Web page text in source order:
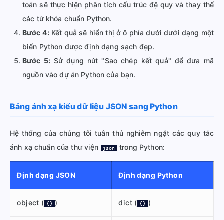
toán sẽ thực hiện phân tích cấu trúc đệ quy và thay thế
các từ khóa chuẩn Python.
Bước 4: Kết quả sẽ hiển thị ở ô phía dưới dưới dạng một
biến Python được định dạng sạch đẹp.
Bước 5:Sử dụng nút "Sao chép kết quả" để đưa mã
nguồn vào dự án Python của bạn.
Bảng ánh xạ kiểu dữ liệu JSON sang Python
Hệ thống của chúng tôi tuân thủ nghiêm ngặt các quy tắc
ánh xạ chuẩn của thư viện
json trong Python:
Định dạng JSON Định dạng Python
object ( {} ) dict ( {} )